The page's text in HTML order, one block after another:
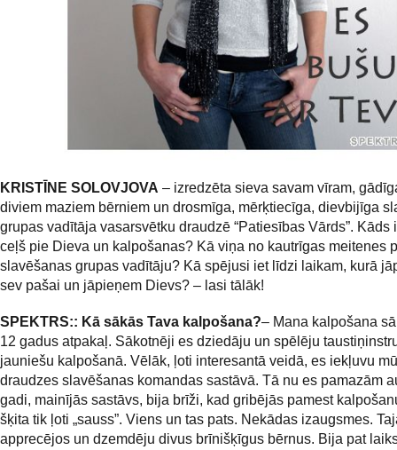
KRISTĪNE SOLOVJOVA – izredzēta sieva savam vīram,
diviem maziem bērniem un drosmīga, mērķtiecīga, dievbijīga
grupas vadītāja vasarsvētku draudzē “Patiesības Vārds”. Kāds
ceļš pie Dieva un kalpošanas? Kā viņa no kautrīgas meitenes
slavēšanas grupas vadītāju? Kā spējusi iet līdzi laikam, kurā
sev pašai un jāpieņem Dievs? – lasi tālāk!
SPEKTRS:: Kā sākās Tava kalpošana?– Mana kalpošana
12 gadus atpakaļ. Sākotnēji es dziedāju un spēlēju
jauniešu kalpošanā. Vēlāk, ļoti interesantā veidā, es iekļuvu
draudzes slavēšanas komandas sastāvā. Tā nu es pamazām
gadi, mainījās sastāvs, bija brīži, kad gribējās pamest
šķita tik ļoti „sauss”. Viens un tas pats. Nekādas izaugsmes.
apprecējos un dzemdēju divus brīnišķīgus bērnus. Bija pat